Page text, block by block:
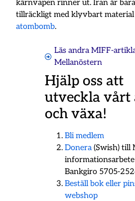
kärnvapen rinner ut. Iran är
tillräckligt med klyvbart
atombomb.
Läs andra MIFF-
Mellanöstern
Hjälp oss att
utveckla vårt
och växa!
Bli medlem
Donera(Swish) till
Bankgiro 5705-
Beställ bok eller
webshop